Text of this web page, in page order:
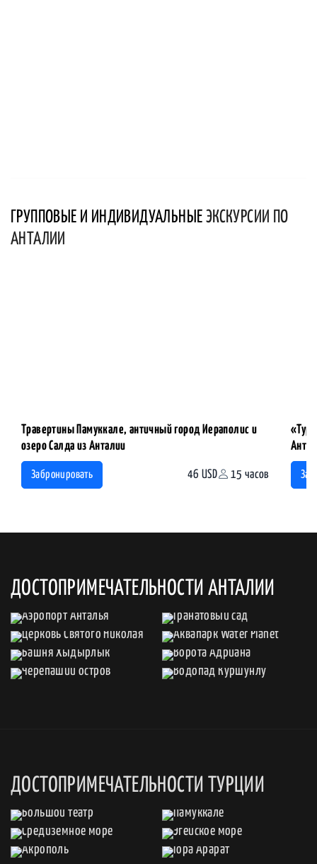
ГРУППОВЫЕ И ИНДИВИДУАЛЬНЫЕ ЭКСКУРСИИ ПО
АНТАЛИИ
Травертины Памуккале, античный город Иераполис и
озеро Салда из Анталии
Забронировать 46 USD 15 часов
ДОСТОПРИМЕЧАТЕЛЬНОСТИ АНТАЛИИ
ДОСТОПРИМЕЧАТЕЛЬНОСТИ ТУРЦИИ